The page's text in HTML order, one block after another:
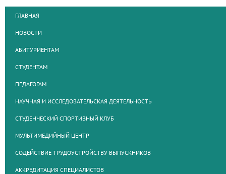
ГЛАВНАЯ
НОВОСТИ
АБИТУРИЕНТАМ
СТУДЕНТАМ
ПЕДАГОГАМ
НАУЧНАЯ И ИССЛЕДОВАТЕЛЬСКАЯ ДЕЯТЕЛЬНОСТЬ
СТУДЕНЧЕСКИЙ СПОРТИВНЫЙ КЛУБ
МУЛЬТИМЕДИЙНЫЙ ЦЕНТР
СОДЕЙСТВИЕ ТРУДОУСТРОЙСТВУ ВЫПУСКНИКОВ
АККРЕДИТАЦИЯ СПЕЦИАЛИСТОВ